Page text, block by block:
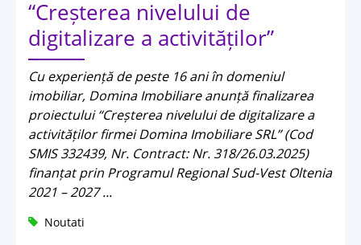
“Creșterea nivelului de
digitalizare a activităților”
Cu experiență de peste 16 ani în domeniul
imobiliar, Domina Imobiliare anunță finalizarea
proiectului “Creșterea nivelului de digitalizare a
activităților firmei Domina Imobiliare SRL” (Cod
SMIS 332439, Nr. Contract: Nr. 318/26.03.2025)
finanțat prin Programul Regional Sud-Vest Oltenia
2021 – 2027 ...
Noutati